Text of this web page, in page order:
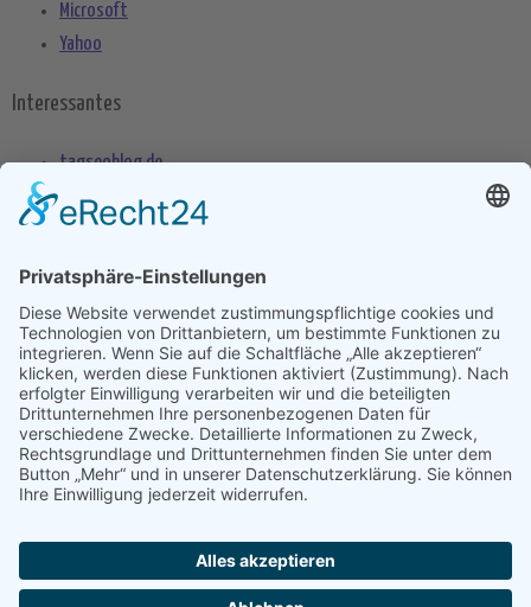
Microsoft
Yahoo
Interessantes
tagseoblog.de
SEO Blog
seo-trainee.de
seokratie.de
Tags
Android Android Phone Anwendung App Apple Betriebssystem Datenschutz
Entwicklung Google Handy Internet Plattform